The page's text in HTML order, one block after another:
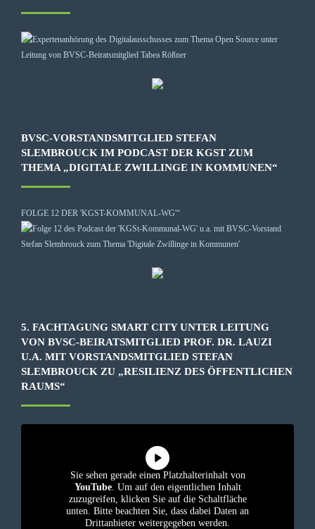
BVSC-VORSTANDSMITGLIED STEFAN
SLEMBROUCK IM PODCAST DER KGST ZUM
THEMA „DIGITALE ZWILLINGE IN KOMMUNEN“
FOLGE 12 DER 'KGST-KOMMUNAL-WG'“
5. FACHTAGUNG SMART CITY UNTER LEITUNG
VON BVSC-BEIRATSMITGLIED PROF. DR. LAUZI
U.A. MIT VORSTANDSMITGLIED STEFAN
SLEMBROUCK ZU „RESILIENZ DES ÖFFENTLICHEN
RAUMS“
Sie sehen gerade einen Platzhalterinhalt von
YouTube. Um auf den eigentlichen Inhalt
zuzugreifen, klicken Sie auf die Schaltfläche
unten. Bitte beachten Sie, dass dabei Daten an
Drittanbieter weitergegeben werden.